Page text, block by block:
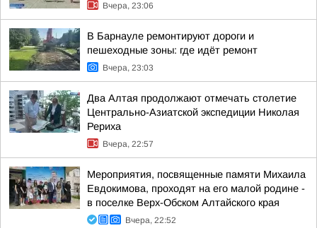
Вчера, 23:06
В Барнауле ремонтируют дороги и
пешеходные зоны: где идёт ремонт
Вчера, 23:03
Два Алтая продолжают отмечать столетие
Центрально-Азиатской экспедиции Николая
Рериха
Вчера, 22:57
Мероприятия, посвященные памяти Михаила
Евдокимова, проходят на его малой родине -
в поселке Верх-Обском Алтайского края
Вчера, 22:52